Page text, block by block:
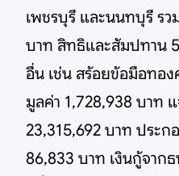
เพชรบุรี และนนทบุรี ร
บาท สิทธิและสัมปทาน
อื่น เช่น สร้อยข้อมือทอง
มูลค่า 1,728,938 บาท
23,315,692 บาท ประ
86,833 บาท เงินกู้จาก